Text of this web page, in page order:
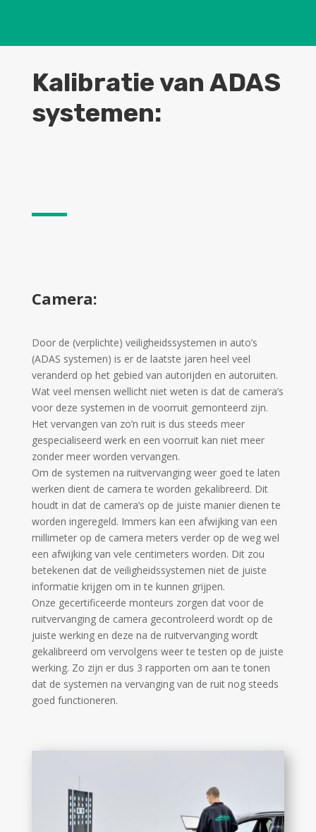
Kalibratie van ADAS
systemen:
Camera:
Door de (verplichte) veiligheidssystemen in auto’s
(ADAS systemen) is er de laatste jaren heel veel
veranderd op het gebied van autorijden en autoruiten.
Wat veel mensen wellicht niet weten is dat de camera’s
voor deze systemen in de voorruit gemonteerd zijn.
Het vervangen van zo’n ruit is dus steeds meer
gespecialiseerd werk en een voorruit kan niet meer
zonder meer worden vervangen.
Om de systemen na ruitvervanging weer goed te laten
werken dient de camera te worden gekalibreerd. Dit
houdt in dat de camera’s op de juiste manier dienen te
worden ingeregeld. Immers kan een afwijking van een
millimeter op de camera meters verder op de weg wel
een afwijking van vele centimeters worden. Dit zou
betekenen dat de veiligheidssystemen niet de juiste
informatie krijgen om in te kunnen grijpen.
Onze gecertificeerde monteurs zorgen dat voor de
ruitvervanging de camera gecontroleerd wordt op de
juiste werking en deze na de ruitvervanging wordt
gekalibreerd om vervolgens weer te testen op de juiste
werking. Zo zijn er dus 3 rapporten om aan te tonen
dat de systemen na vervanging van de ruit nog steeds
goed functioneren.